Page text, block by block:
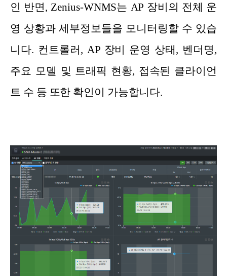
인 반면, Zenius-WNMS는 AP 장비의 전체 운
영 상황과 세부정보들을 모니터링할 수 있습
니다. 컨트롤러, AP 장비 운영 상태, 벤더명,
주요 모델 및 트래픽 현황, 접속된 클라이언
트 수 등 또한 확인이 가능합니다.